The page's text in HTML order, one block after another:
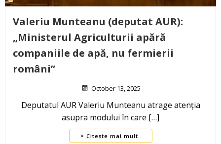
Valeriu Munteanu (deputat AUR):
„Ministerul Agriculturii apără
companiile de apă, nu fermierii
români”
October 13, 2025
Deputatul AUR Valeriu Munteanu atrage atenția
asupra modului în care […]
Citește mai mult..